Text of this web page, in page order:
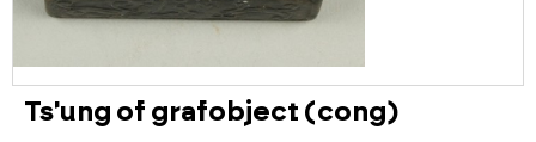
Ts'ung of grafobject (cong)